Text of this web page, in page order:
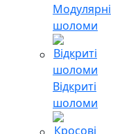
Модулярні
шоломи
Відкриті
шоломи